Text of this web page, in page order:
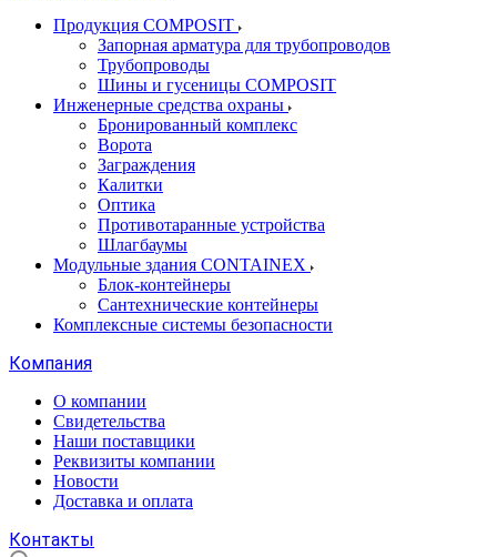
Продукция COMPOSIT
Запорная арматура для трубопроводов
Трубопроводы
Шины и гусеницы COMPOSIT
Инженерные средства охраны
Бронированный комплекс
Ворота
Заграждения
Калитки
Оптика
Противотаранные устройства
Шлагбаумы
Модульные здания CONTAINEX
Блок-контейнеры
Сантехнические контейнеры
Комплексные системы безопасности
Компания
О компании
Свидетельства
Наши поставщики
Реквизиты компании
Новости
Доставка и оплата
Контакты